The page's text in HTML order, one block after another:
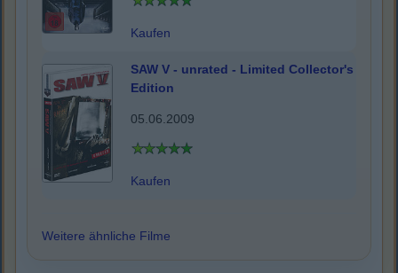
Kaufen
SAW V - unrated - Limited Collector's
Edition
05.06.2009
Kaufen
Weitere ähnliche Filme